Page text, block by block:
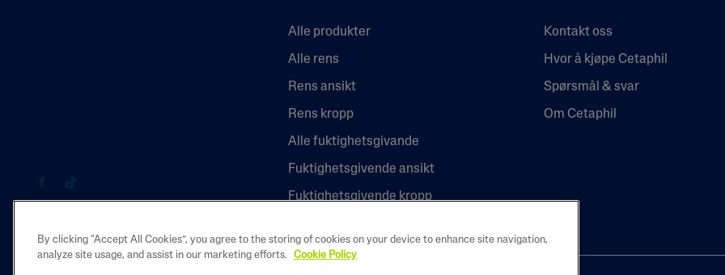
Alle produkter
Alle rens
Rens ansikt
Rens kropp
Alle fuktighetsgivande
Fuktighetsgivende ansikt
Fuktighetsgivende kropp
Kontakt oss
Hvor å kjøpe Cetaphil
Spørsmål & svar
Om Cetaphil
By clicking “Accept All Cookies”, you agree to the storing of cookies on your device to enhance site navigation,
analyze site usage, and assist in our marketing efforts.
Cookie Policy